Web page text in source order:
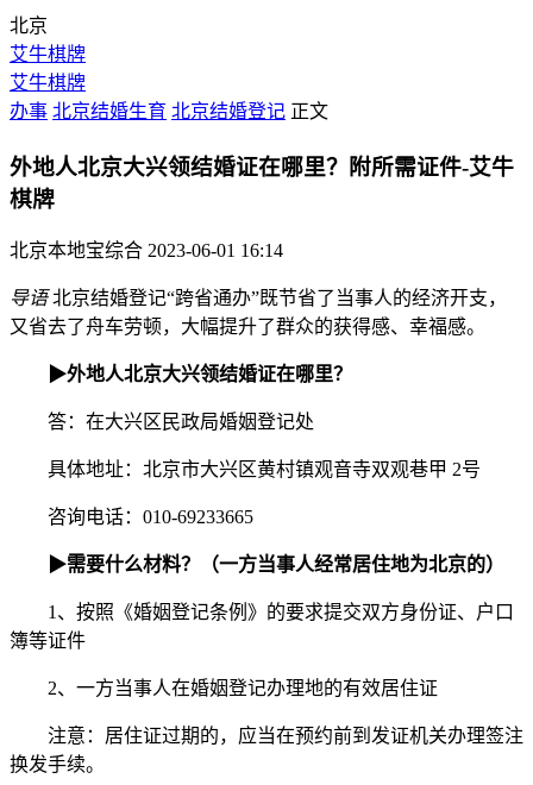
北京
艾牛棋牌
艾牛棋牌
办事 北京结婚生育 北京结婚登记 正文
外地人北京大兴领结婚证在哪里？附所需证件-艾牛
棋牌
北京本地宝综合 2023-06-01 16:14
导语北京结婚登记“跨省通办”既节省了当事人的经济开支，
又省去了舟车劳顿，大幅提升了群众的获得感、幸福感。
▶外地人北京大兴领结婚证在哪里？
答：在大兴区民政局婚姻登记处
具体地址：北京市大兴区黄村镇观音寺双观巷甲 2号
咨询电话：010-69233665
▶需要什么材料？（一方当事人经常居住地为北京的）
1、按照《婚姻登记条例》的要求提交双方身份证、户口
簿等证件
2、一方当事人在婚姻登记办理地的有效居住证
注意：居住证过期的，应当在预约前到发证机关办理签注
换发手续。